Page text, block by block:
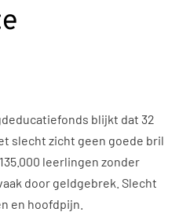
blijkt dat 32
slecht zicht geen goede bril
leerlingen zonder
door geldgebrek. Slecht
en hoofdpijn.